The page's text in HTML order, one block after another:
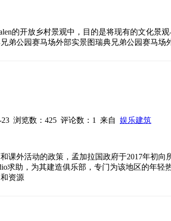
的开放乡村景观中，目的是将现有的文化
弟公园赛马场外部实景图瑞典兄弟公园赛马
23 浏览数：425 评论数：1 来自 娱乐建筑
课外活动的政策，孟加拉国政府于2017年初
求助，为其建造俱乐部，专门为该地区的年
资源